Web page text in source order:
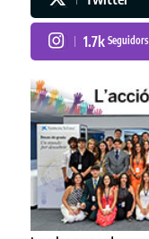
1.7k Seguidors